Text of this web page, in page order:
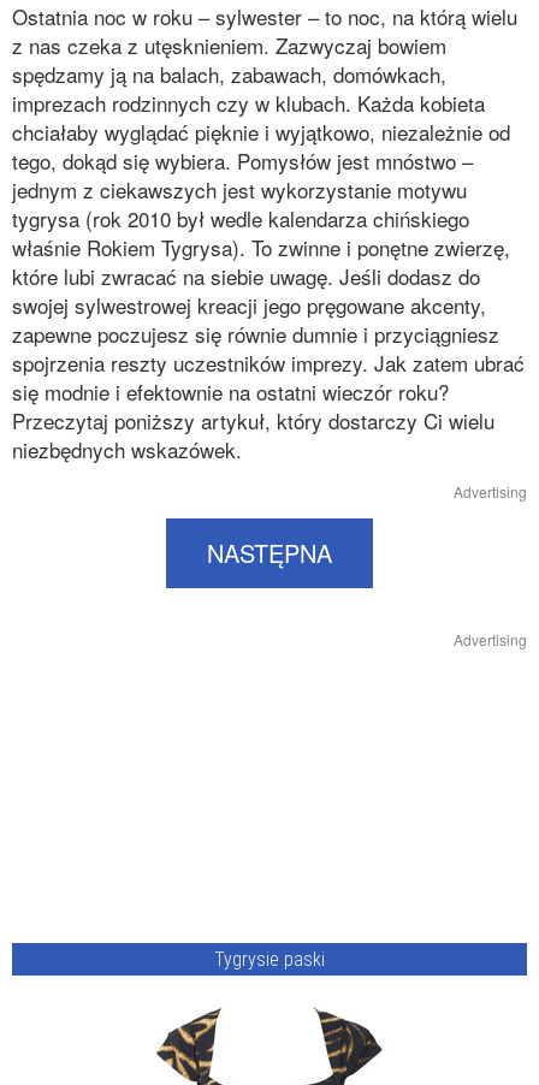
Ostatnia noc w roku – sylwester – to noc, na którą wielu
z nas czeka z utęsknieniem. Zazwyczaj bowiem
spędzamy ją na balach, zabawach, domówkach,
imprezach rodzinnych czy w klubach. Każda kobieta
chciałaby wyglądać pięknie i wyjątkowo, niezależnie od
tego, dokąd się wybiera. Pomysłów jest mnóstwo –
jednym z ciekawszych jest wykorzystanie motywu
tygrysa (rok 2010 był wedle kalendarza chińskiego
właśnie Rokiem Tygrysa). To zwinne i ponętne zwierzę,
które lubi zwracać na siebie uwagę. Jeśli dodasz do
swojej sylwestrowej kreacji jego pręgowane akcenty,
zapewne poczujesz się równie dumnie i przyciągniesz
spojrzenia reszty uczestników imprezy. Jak zatem ubrać
się modnie i efektownie na ostatni wieczór roku?
Przeczytaj poniższy artykuł, który dostarczy Ci wielu
niezbędnych wskazówek.
Advertising
NASTĘPNA
Advertising
Tygrysie paski